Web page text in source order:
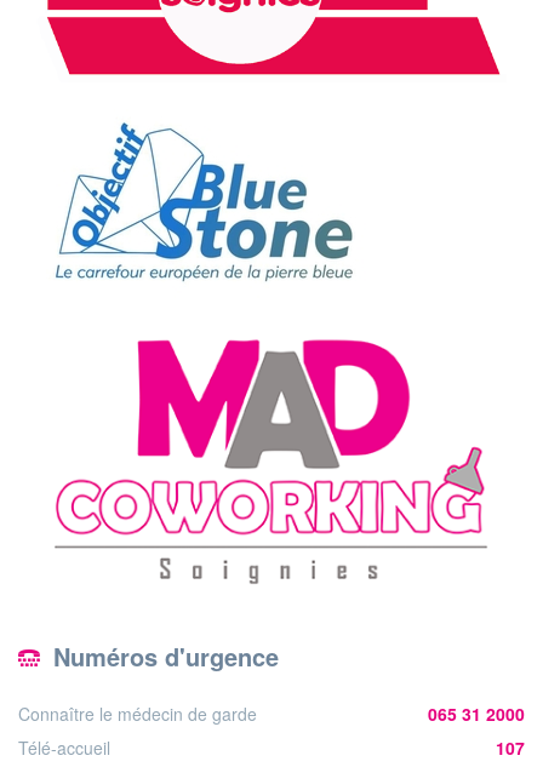
Numéros d'urgence
Connaître le médecin de garde
065 31 2000
Télé-accueil
107